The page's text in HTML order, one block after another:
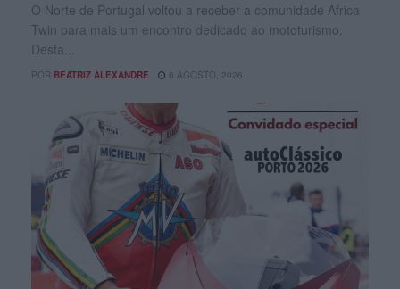
O Norte de Portugal voltou a receber a comunidade Africa
Twin para mais um encontro dedicado ao mototurismo.
Desta...
POR BEATRIZ ALEXANDRE 6 AGOSTO, 2026